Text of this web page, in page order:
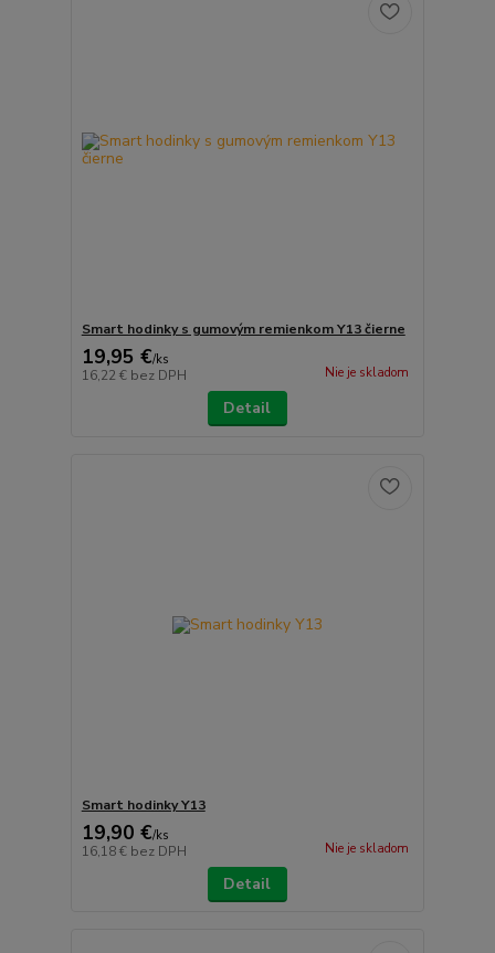
Smart hodinky s gumovým remienkom Y13 čierne
19,95 €/ks
16,22 € bez DPH Nie je skladom
Detail
Smart hodinky Y13
19,90 €/ks
16,18 € bez DPH Nie je skladom
Detail